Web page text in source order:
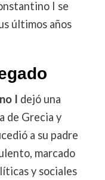
I se
últimos años
I dejó una
de Grecia y
a su padre
marcado
y sociales